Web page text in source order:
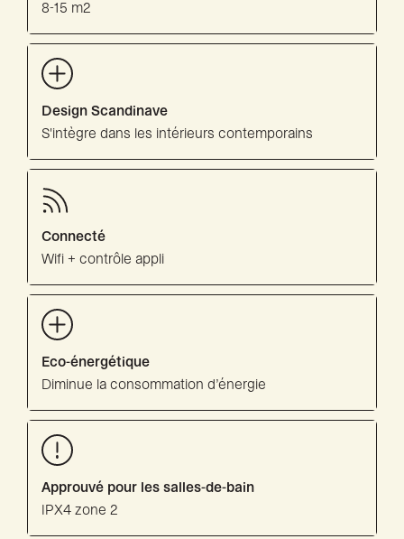
8-15 m2
Design Scandinave
S'intègre dans les intérieurs contemporains
Connecté
Wifi + contrôle appli
Eco-énergétique
Diminue la consommation d’énergie
Approuvé pour les salles-de-bain
IPX4 zone 2